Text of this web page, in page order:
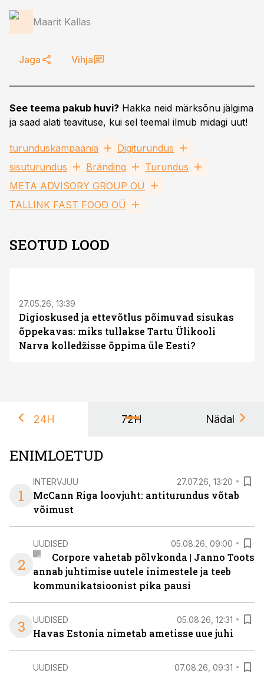
Maarit Kallas
Jaga Vihja
See teema pakub huvi? Hakka neid märksõnu jälgima
ja saad alati teavituse, kui sel teemal ilmub midagi uut!
turunduskampaania
Digiturundus
sisuturundus
Bränding
Turundus
META ADVISORY GROUP OÜ
TALLINK FAST FOOD OÜ
SEOTUD LOOD
27.05.26, 13:39
Digioskused ja ettevõtlus põimuvad sisukas
õppekavas: miks tullakse Tartu Ülikooli
Narva kolledžisse õppima üle Eesti?
24H 72H Nädal
ENIMLOETUD
1
INTERVJUU 27.07.26, 13:20
McCann Riga loovjuht: antiturundus võtab
võimust
2
UUDISED 05.08.26, 09:00
Corpore vahetab põlvkonda | Janno Toots
annab juhtimise uutele inimestele ja teeb
kommunikatsioonist pika pausi
3 UUDISED 05.08.26, 12:31
Havas Estonia nimetab ametisse uue juhi
UUDISED 07.08.26, 09:31